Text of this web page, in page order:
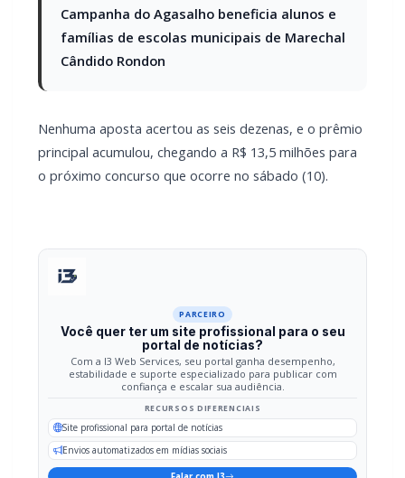
Nenhuma aposta acertou as seis dezenas, e o prêmio
principal acumulou, chegando a R$ 13,5 milhões para
Com a I3 Web Services, seu portal ganha desempenho,
confiança e escalar sua audiência.
RECURSOS DIFERENCIAIS
Site profissional para portal de notícias
Envios automatizados em mídias sociais